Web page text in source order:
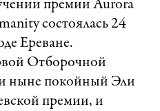
премии Aurora
состоялась 24
Ереване.
Отборочной
ныне покойный Эли
премии, и